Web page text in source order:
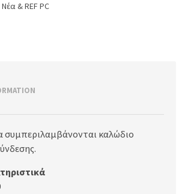
Νέα & REF PC
συμπεριλαμβάνονται καλώδιο